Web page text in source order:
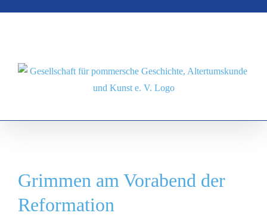
Grimmen am Vorabend der
Reformation